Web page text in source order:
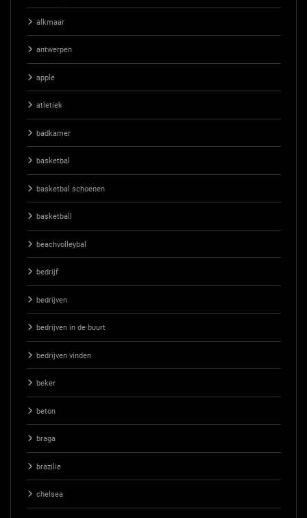
alkmaar
antwerpen
apple
atletiek
badkamer
basketbal
basketbal schoenen
basketball
beachvolleybal
bedrijf
bedrijven
bedrijven in de buurt
bedrijven vinden
beker
beton
braga
brazilie
chelsea